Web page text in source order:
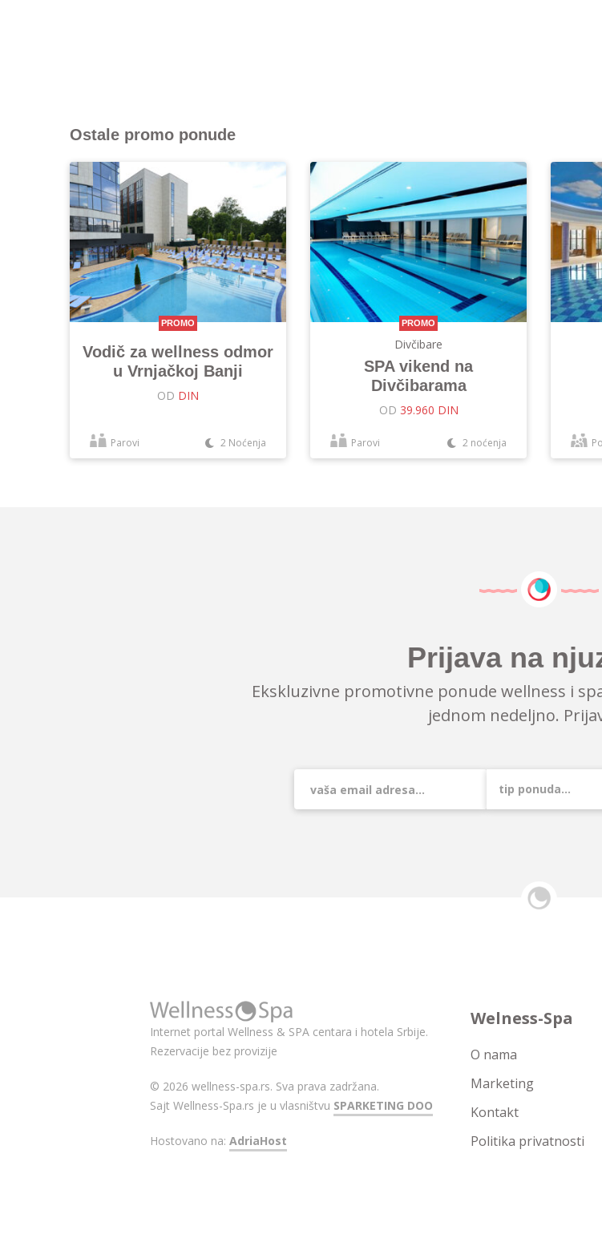
Ostale promo ponude
PROMO
Vodič za wellness odmor
u Vrnjačkoj Banji
OD DIN
Parovi 2 Noćenja
PROMO
Divčibare
SPA vikend na
Divčibarama
OD 39.960 DIN
Parovi 2 noćenja
Prijava na
Ekskluzivne promotivne ponude wellness i
jednom nedeljno.
Internet portal Wellness & SPA centara i hotela Srbije.
Rezervacije bez provizije
© 2026 wellness-spa.rs. Sva prava zadržana.
Sajt Wellness-Spa.rs je u vlasništvu SPARKETING DOO
Hostovano na: AdriaHost
Welness-Spa
O nama
Marketing
Kontakt
Politika privatnosti